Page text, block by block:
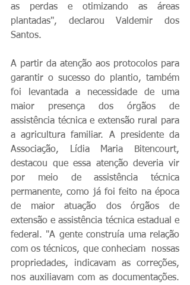
as perdas e otimizando as áreas
plantadas", declarou Valdemir dos
Santos.
A partir da atenção aos protocolos para
garantir o sucesso do plantio, também
foi levantada a necessidade de uma
maior presença dos órgãos de
assistência técnica e extensão rural para
a agricultura familiar. A presidente da
Associação, Lídia Maria Bitencourt,
destacou que essa atenção deveria vir
por meio de assistência técnica
permanente, como já foi feito na época
de maior atuação dos órgãos de
extensão e assistência técnica estadual e
federal. "A gente construía uma relação
com os técnicos, que conheciam  nossas
propriedades, indicavam as correções,
nos auxiliavam com as documentações.